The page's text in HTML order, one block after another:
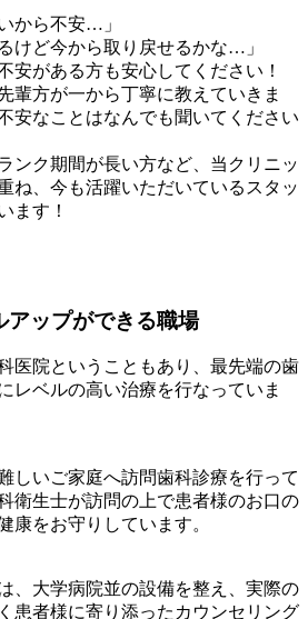
から不安…」
けど今から取り戻せるかな…」
安がある方も安心してください！
輩方が一から丁寧に教えていきま
安なことはなんでも聞いてください
ンク期間が長い方など、当クリニッ
ね、今も活躍いただいているスタッ
ます！
アップができる職場
医院ということもあり、最先端の歯
レベルの高い治療を行なっていま
しいご家庭へ訪問歯科診療を行って
衛生士が訪問の上で患者様のお口の
康をお守りしています。
、大学病院並の設備を整え、実際の
患者様に寄り添ったカウンセリング